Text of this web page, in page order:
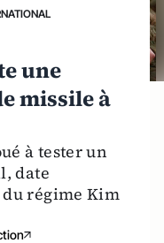
une
missile à
à tester un
date
régime Kim